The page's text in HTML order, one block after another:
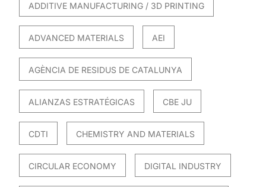
ADDITIVE MANUFACTURING / 3D PRINTING
ADVANCED MATERIALS AEI
AGÈNCIA DE RESIDUS DE CATALUNYA
ALIANZAS ESTRATÉGICAS CBE JU
CDTI CHEMISTRY AND MATERIALS
CIRCULAR ECONOMY DIGITAL INDUSTRY